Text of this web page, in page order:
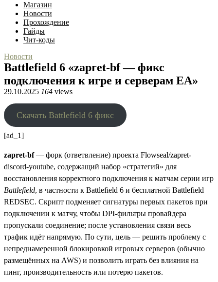
Магазин
Новости
Прохождение
Гайды
Чит-коды
Новости
Battlefield 6 «zapret-bf — фикс
подключения к игре и серверам EA»
29.10.2025 164 views
Скачать Battlefield 6 фикс
[ad_1]
zapret-bf— форк (ответвление) проекта Flowseal/zapret-
discord-youtube, содержащий набор «стратегий» для
восстановления корректного подключения к матчам серии игр
Battlefield, в частности к Battlefield 6 и бесплатной Battlefield
REDSEC. Скрипт подменяет сигнатуры первых пакетов при
подключении к матчу, чтобы DPI-фильтры провайдера
пропускали соединение; после установления связи весь
трафик идёт напрямую. По сути, цель — решить проблему с
непреднамеренной блокировкой игровых серверов (обычно
размещённых на AWS) и позволить играть без влияния на
пинг, производительность или потерю пакетов.